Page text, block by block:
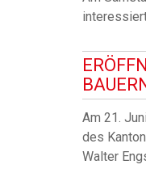
Am 21.
des
Walter